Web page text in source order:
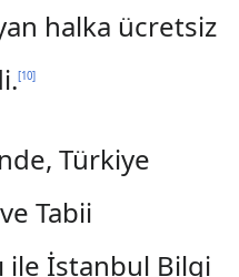
halka ücretsiz
[10]
Türkiye
Tabii
ile İstanbul Bilgi